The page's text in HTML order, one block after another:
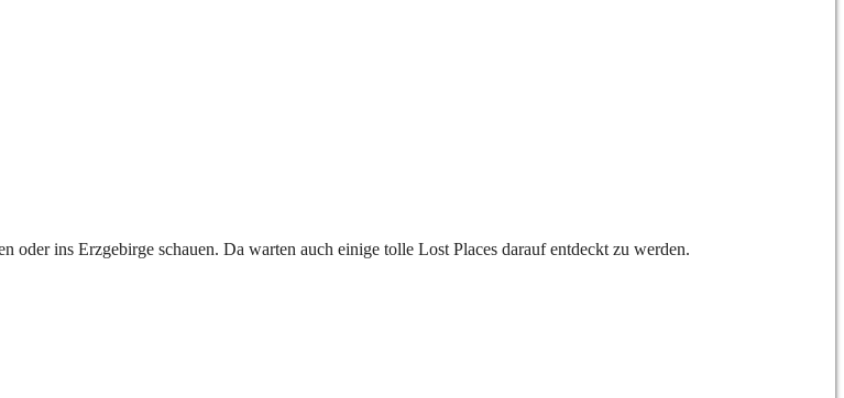
oder ins Erzgebirge schauen. Da warten auch einige tolle Lost Places darauf entdeckt zu werden.